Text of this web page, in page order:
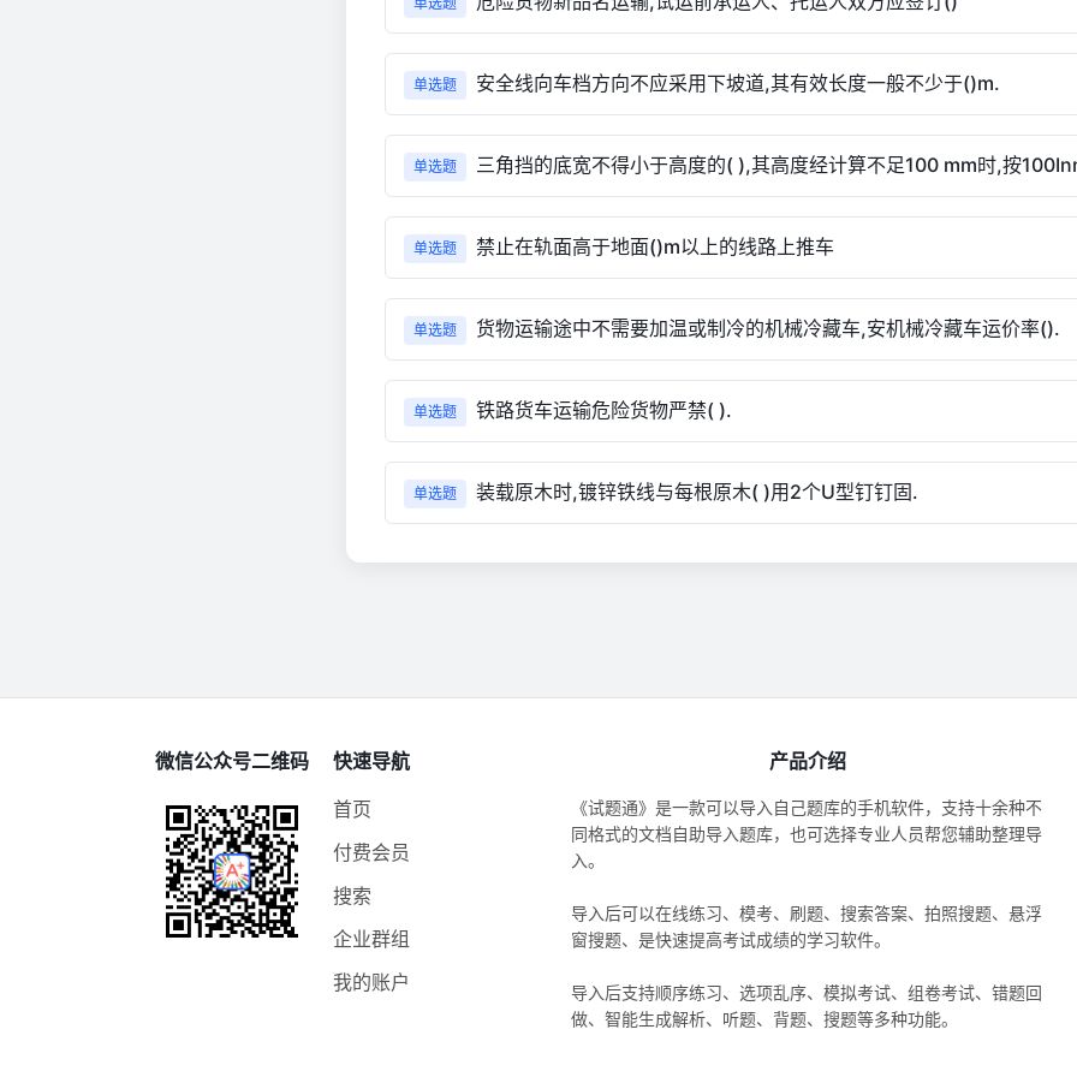
单选题 安全线向车档方向不应采用下坡道,其有效长度一般不少于()m.
单选题 三角挡的底宽不得小于高度的( ),其高度经计算不足100 mm时,按
单选题 禁止在轨面高于地面()m以上的线路上推车
单选题 货物运输途中不需要加温或制冷的机械冷藏车,安机械冷藏车运价率().
单选题 铁路货车运输危险货物严禁( ).
单选题 装载原木时,镀锌铁线与每根原木( )用2个U型钉钉固.
微信公众号二维码
快速导航
首页
付费会员
搜索
企业群组
我的账户
产品介绍
《试题通》是一款可以导入自己题库的手机软件，支持十余种不
同格式的文档自助导入题库，也可选择专业人员帮您辅助整理导
入。
导入后可以在线练习、模考、刷题、搜索答案、拍照搜题、悬浮
窗搜题、是快速提高考试成绩的学习软件。
导入后支持顺序练习、选项乱序、模拟考试、组卷考试、错题回
做、智能生成解析、听题、背题、搜题等多种功能。